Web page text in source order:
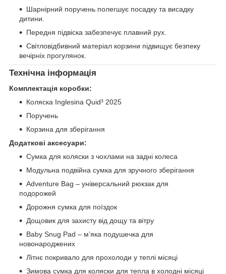
Шарнірний поручень полегшує посадку та висадку
дитини.
Передня підвіска забезпечує плавний рух.
Світловідбивний матеріал корзини підвищує безпеку
вечірніх прогулянок.
Технічна інформація
Комплектація коробки:
Коляска Inglesina Quid³ 2025
Поручень
Корзина для зберігання
Додаткові аксесуари:
Сумка для коляски з чохлами на задні колеса
Модульна подвійна сумка для зручного зберігання
Adventure Bag – універсальний рюкзак для
подорожей
Дорожня сумка для поїздок
Дощовик для захисту від дощу та вітру
Baby Snug Pad – м’яка подушечка для
новонароджених
Літнє покривало для прохолоди у теплі місяці
Зимова сумка для коляски для тепла в холодні місяці